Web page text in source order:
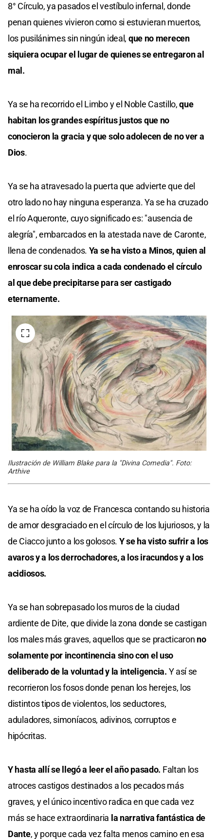
8° Círculo, ya pasados el vestíbulo infernal, donde
penan quienes vivieron como si estuvieran muertos,
los pusilánimes sin ningún ideal, que no merecen
siquiera ocupar el lugar de quienes se entregaron al
mal.
Ya se ha recorrido el Limbo y el Noble Castillo,que
habitan los grandes espíritus justos que no
conocieron la gracia y que solo adolecen de no ver a
Dios.
Ya se ha atravesado la puerta que advierte que del
otro lado no hay ninguna esperanza. Ya se ha cruzado
el río Aqueronte, cuyo significado es: "ausencia de
alegría", embarcados en la atestada nave de Caronte,
llena de condenados. Ya se ha visto a Minos, quien al
enroscar su cola indica a cada condenado el círculo
al que debe precipitarse para ser castigado
eternamente.
Ilustración de William Blake para la "Divina Comedia". Foto:
Arthive
Ya se ha oído la voz de Francesca contando su historia
de amor desgraciado en el círculo de los lujuriosos, y la
de Ciacco junto a los golosos. Y se ha visto sufrir a los
avaros y a los derrochadores, a los iracundos y a los
acidiosos.
Ya se han sobrepasado los muros de la ciudad
ardiente de Dite, que divide la zona donde se castigan
los males más graves, aquellos que se practicaron no
solamente por incontinencia sino con el uso
deliberado de la voluntad y la inteligencia. Y así se
recorrieron los fosos donde penan los herejes, los
distintos tipos de violentos, los seductores,
aduladores, simoníacos, adivinos, corruptos e
hipócritas.
Y hasta allí se llegó a leer el año pasado. Faltan los
atroces castigos destinados a los pecados más
graves, y el único incentivo radica en que cada vez
más se hace extraordinaria la narrativa fantástica de
Dante, y porque cada vez falta menos camino en esa